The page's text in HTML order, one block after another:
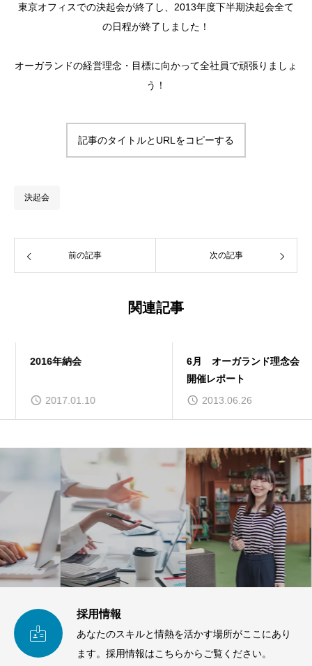
東京オフィスでの決起会が終了し、2013年度下半期決起会全て
の日程が終了しました！
オーガランドの経営理念・目標に向かって全社員で頑張りましょ
う！
記事のタイトルとURLをコピーする
決起会
前の記事 次の記事
関連記事
2016年納会
2017.01.10
6月 オーガランド理念会
開催レポート
2013.06.26

採用情報
あなたのスキルと情熱を活かす場所がここにあり
ます。採用情報はこちらからご覧ください。